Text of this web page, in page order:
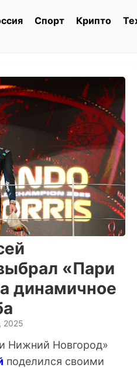
Спорт Крипто
«Пари
динамичное
2025
Нижний Новгород»
поделился своими